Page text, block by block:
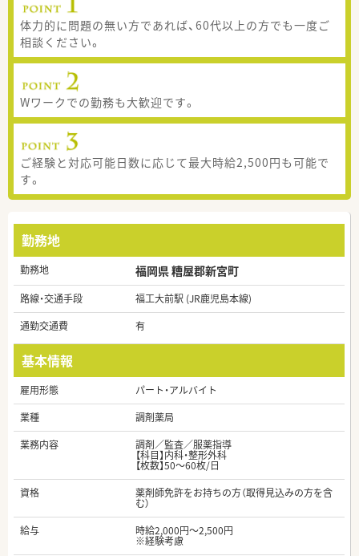
体力的に問題の無い方であれば、60代以上の方でも一度ご
相談ください。
Wワークでの勤務も大歓迎です。
ご経験と対応可能日数に応じて最大時給2,500円も可能で
す。
勤務地
勤務地 福岡県 糟屋郡新宮町
路線・交通手段
福工大前駅 (JR鹿児島本線)
通勤交通費
有
基本情報
雇用形態
パート・アルバイト
業種
調剤薬局
業務内容
調剤／監査／服薬指導
【科目】内科・整形外科
【枚数】50～60枚/日
資格
薬剤師免許をお持ちの方（取得見込みの方を含
む）
給与
時給2,000円～2,500円
※経験考慮